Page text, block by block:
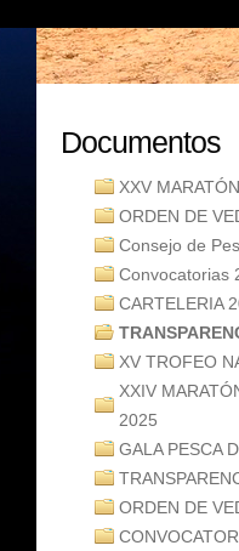
Documentos
XXV
ORDEN DE
Consejo de
Convocatorias
CARTELERIA
XV TROFEO
XXIV
2025
GALA PESCA
ORDEN DE